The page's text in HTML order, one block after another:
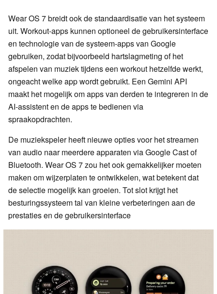
Wear OS 7 breidt ook de standaardisatie van het systeem
uit. Workout-apps kunnen optioneel de gebruikersinterface
en technologie van de systeem-apps van Google
gebruiken, zodat bijvoorbeeld hartslagmeting of het
afspelen van muziek tijdens een workout hetzelfde werkt,
ongeacht welke app wordt gebruikt. Een Gemini API
maakt het mogelijk om apps van derden te integreren in de
AI-assistent en de apps te bedienen via
spraakopdrachten.
De muziekspeler heeft nieuwe opties voor het streamen
van audio naar meerdere apparaten via Google Cast of
Bluetooth. Wear OS 7 zou het ook gemakkelijker moeten
maken om wijzerplaten te ontwikkelen, wat betekent dat
de selectie mogelijk kan groeien. Tot slot krijgt het
besturingssysteem tal van kleine verbeteringen aan de
prestaties en de gebruikersinterface